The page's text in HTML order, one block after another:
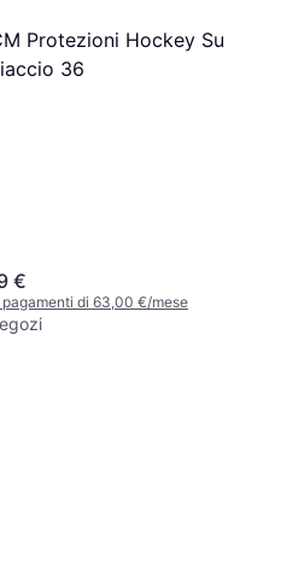
Protezioni Hockey Su
36
€
pagamenti di 63,00 €/mese